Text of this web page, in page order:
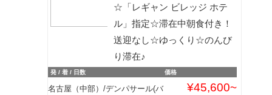
☆「レギャン ビレッジ ホテ
ル」指定☆滞在中朝食付き！
送迎なし☆ゆっくり☆のんび
り滞在♪
発 / 着 / 日数 価格
名古屋（中部）/デンパサール(バ
¥45,600